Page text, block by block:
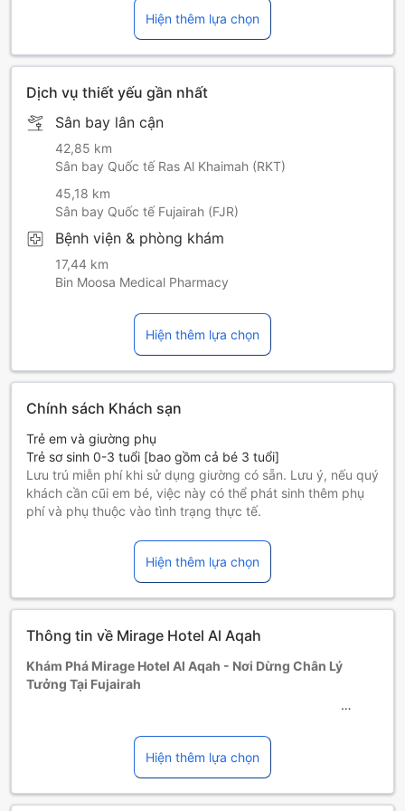
Hiện thêm lựa chọn
Dịch vụ thiết yếu gần nhất
Sân bay lân cận
42,85 km
Sân bay Quốc tế Ras Al Khaimah (RKT)
45,18 km
Sân bay Quốc tế Fujairah (FJR)
Bệnh viện & phòng khám
17,44 km
Bin Moosa Medical Pharmacy
Hiện thêm lựa chọn
Chính sách Khách sạn
Trẻ em và giường phụ
Trẻ sơ sinh 0-3 tuổi [bao gồm cả bé 3 tuổi]
Lưu trú miễn phí khi sử dụng giường có sẵn. Lưu ý, nếu quý
khách cần cũi em bé, việc này có thể phát sinh thêm phụ
phí và phụ thuộc vào tình trạng thực tế.
Phải sử dụng giường phụ
Những khách từ 6 tuổi trở lên tính là người lớn
Giường phụ tùy thuộc vào loại phòng bạn chọn, xin vui lòng
kiểm tra thông tin phòng để biết thêm chi tiết.
thể được áp dụng.
Hiện thêm lựa chọn
Thông tin về Mirage Hotel Al Aqah
Khám Phá Mirage Hotel Al Aqah - Nơi Dừng Chân Lý
Tưởng Tại Fujairah
Chào mừng bạn đến với Mirage Hotel Al Aqah, một khách
sạn 3 sao tuyệt đẹp tọa lạc tại Fujairah, Các Tiểu Vương
Quốc Ả Rập Thống Nhất. Với vị trí lý tưởng chỉ cách trung
tâm thành phố 1.6 km, khách sạn mang đến cho bạn sự
Hiện thêm lựa chọn